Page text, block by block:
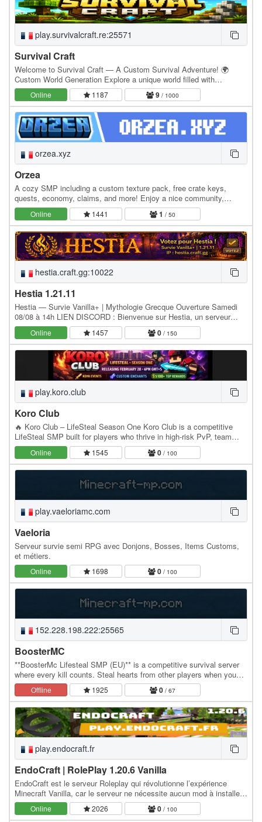
play.survivalcraft.re:25571
Survival Craft
Welcome to Survival Craft — A Custom Survival Adventure! 🌍
Custom World Generation Explore a unique world filled with
impressive landscapes, mountains, forests, rivers,…
Online 1187 9 / 1000
orzea.xyz
Orzea
A cozy SMP including a custom texture pack, free crate keys,
quests, economy, claims, and more! Enjoy a nice community,
unique enchants, collect hats, and make the best…
Online 1441 1 / 50
hestia.craft.gg:10022
Hestia 1.21.11
Hestia — Survie Vanilla+ | Mythologie Grecque Ouverture Samedi
08/08 à 14h LIEN DISCORD : Bienvenue sur Hestia, un serveur
survie semi-rp en 1.21.11 inspiré de la…
Online 1457 0 / 150
play.koro.club
Koro Club
🔥 Koro Club – LifeSteal Season One Koro Club is a competitive
LifeSteal SMP built for players who thrive in high-risk PvP, team
wars, and long-term progression. Every…
Online 1545 0 / 100
play.vaeloriamc.com
Vaeloria
Serveur survie semi RPG avec Donjons, Bosses, Items Customs,
et métiers.
Online 1698 0 / 100
152.228.198.222:25565
BoosterMC
**BoosterMc Lifesteal SMP (EU)** is a competitive survival server
where every kill counts. Steal hearts from other players when you
kill them and become stronger, but be…
Offline 1925 0 / 67
play.endocraft.fr
EndoCraft | RolePlay 1.20.6 Vanilla
EndoCraft est le serveur Roleplay qui révolutionne l’expérience
Minecraft Vanilla, car le serveur ne nécessite aucun mod à installer !
Plongez dans une aventure…
Online 2026 0 / 100